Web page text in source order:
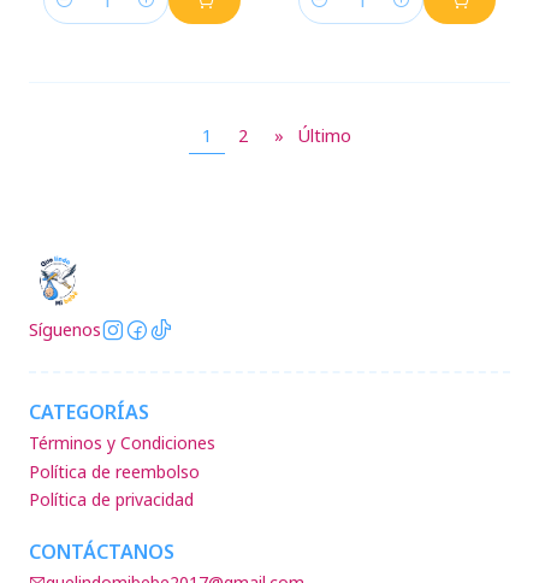
Cantidad Cantidad
1 2 » Último
Síguenos
CATEGORÍAS
Términos y Condiciones
Política de reembolso
Política de privacidad
CONTÁCTANOS